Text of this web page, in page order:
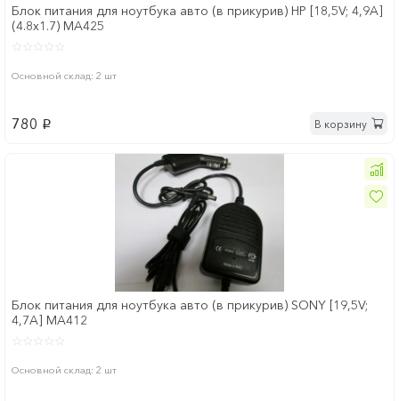
Блок питания для ноутбука авто (в прикурив) HP [18,5V; 4,9A]
(4.8x1.7) MA425
Основной склад: 2 шт
780 p В корзину
Блок питания для ноутбука авто (в прикурив) SONY [19,5V;
4,7A] MA412
Основной склад: 2 шт